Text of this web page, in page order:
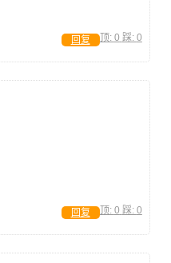
顶: 0 踩: 0
回复
顶: 0 踩: 0
回复